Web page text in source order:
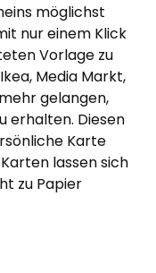
möglichst
nur einem Klick
Vorlage zu
Media Markt,
gelangen,
erhalten. Diesen
Karte
lassen sich
zu Papier